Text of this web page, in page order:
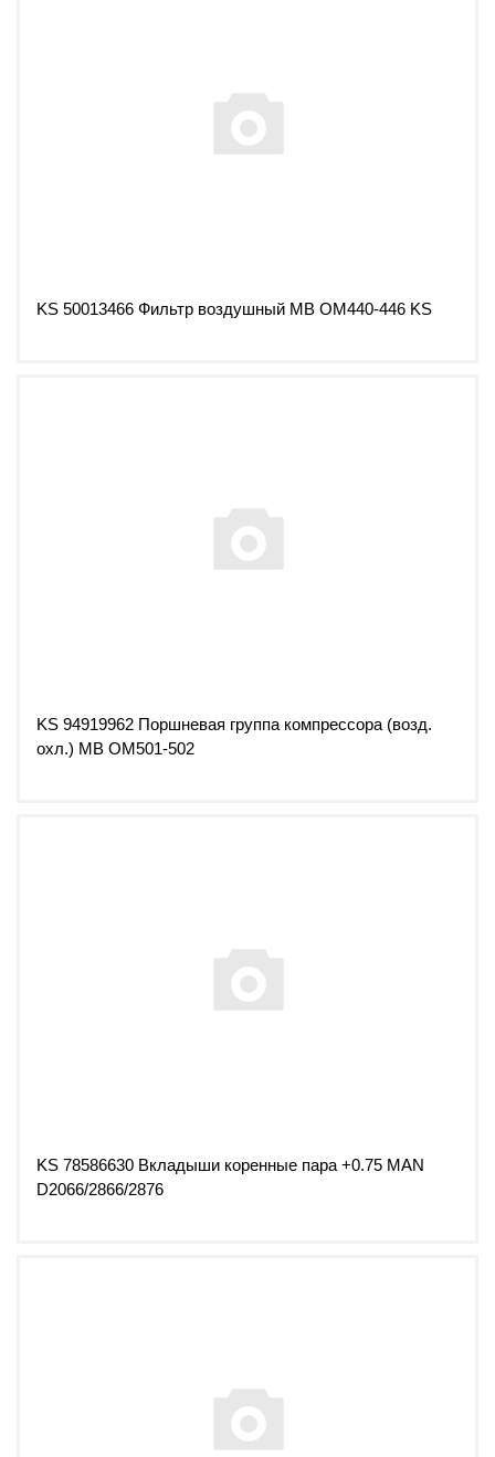
KS 50013466 Фильтр воздушный MB OM440-446 KS
KS 94919962 Поршневая группа компрессора (возд.
охл.) MB OM501-502
KS 78586630 Вкладыши коренные пара +0.75 MAN
D2066/2866/2876